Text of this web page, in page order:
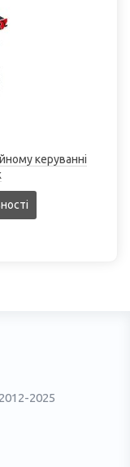
керуванні
2025